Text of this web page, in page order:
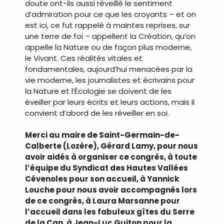
doute ont-ils aussi réveillé le sentiment
d’admiration pour ce que les croyants – et on
est ici, ce fut rappelé à maintes reprises, sur
une terre de foi – appellent la Création, qu’on
appelle la Nature ou de façon plus moderne,
le Vivant. Ces réalités vitales et
fondamentales, aujourd’hui menacées par la
vie moderne, les journalistes et écrivains pour
la Nature et l’Écologie se doivent de les
éveiller par leurs écrits et leurs actions, mais il
convient d’abord de les réveiller en soi.
Merci au maire de Saint-Germain-de-
Calberte (Lozère), Gérard Lamy, pour nous
avoir aidés à organiser ce congrès, à toute
l’équipe du Syndicat des Hautes Vallées
Cévenoles pour son accueil, à Yannick
Louche pour nous avoir accompagnés lors
de ce congrès, à Laura Marsanne pour
l’accueil dans les fabuleux gîtes du Serre